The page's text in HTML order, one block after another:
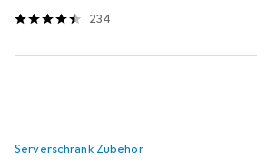
234
Serverschrank Zubehör